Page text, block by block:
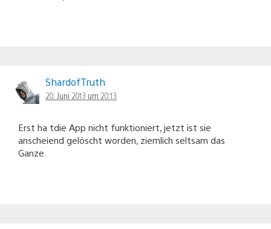
ShardofTruth
20. Juni 2013 um 20:13
Erst ha tdie App nicht funktioniert, jetzt ist sie
anscheiend gelöscht worden, ziemlich seltsam das
Ganze.